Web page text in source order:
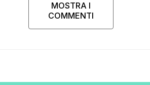
MOSTRA I
COMMENTI